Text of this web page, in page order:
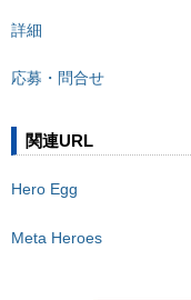
詳細
応募・問合せ
関連URL
Hero Egg
Meta Heroes